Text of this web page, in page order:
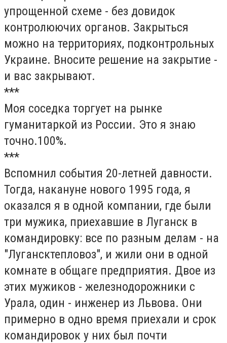
упрощенной схеме - без довидок
контролюючих органов. Закрыться
можно на территориях, подконтрольных
Украине. Вносите решение на закрытие -
и вас закрывают.
***
Моя соседка торгует на рынке
гуманитаркой из России. Это я знаю
точно.100%.
***
Вспомнил события 20-летней давности.
Тогда, накануне нового 1995 года, я
оказался я в одной компании, где были
три мужика, приехавшие в Луганск в
командировку: все по разным делам - на
"Лугансктепловоз", и жили они в одной
комнате в общаге предприятия. Двое из
этих мужиков - железнодорожники с
Урала, один - инженер из Львова. Они
примерно в одно время приехали и срок
командировок у них был почти